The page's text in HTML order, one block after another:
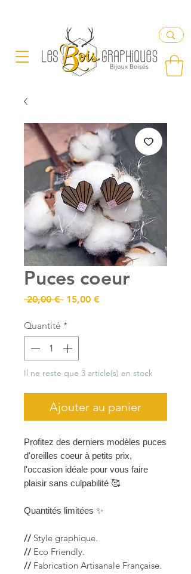
Puces coeur
20,00 € Prix
15,00 €Prix
Quantité *
Il ne reste que 3 article(s) en stock
Ajouter au panier
Profitez des derniers modèles puces
d'oreilles coeur à petits prix,
l'occasion idéale pour vous faire
plaisir sans culpabilité 🥰
Quantités limitées ✨
// Style graphique.
// Eco Friendly.
// Fabrication Artisanale Française.